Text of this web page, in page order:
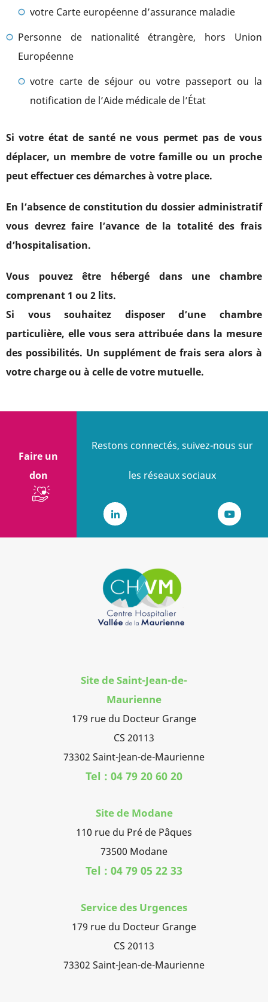
votre Carte européenne d’assurance maladie
Personne denationalité étrangère, hors Union
Européenne
votre carte de séjour ou votre passeport ou la
notification de l’Aide médicale de l’État
Si votre état de santé ne vous permet pas de vous
déplacer, un membre de votre famille ou un proche
peut effectuer ces démarches à votre place.
En l’absence de constitution du dossier administratif
vous devrez faire l’avance de la totalité des frais
d’hospitalisation.
Vous pouvez être hébergé dans une chambre
comprenant 1 ou 2 lits.
Si vous souhaitez disposer d’une chambre
particulière, elle vous sera attribuée dans la mesure
des possibilités. Un supplément de frais sera alors à
votre charge ou à celle de votre mutuelle.
Faire un
don
Restons connectés, suivez-nous sur
les réseaux sociaux
LinkedIn
Site de Saint-Jean-de-
Maurienne
179 rue du Docteur Grange
CS 20113
73302 Saint-Jean-de-Maurienne
Tel : 04 79 20 60 20
Site de Modane
110 rue du Pré de Pâques
73500 Modane
Tel : 04 79 05 22 33
Service des Urgences
179 rue du Docteur Grange
CS 20113
73302 Saint-Jean-de-Maurienne